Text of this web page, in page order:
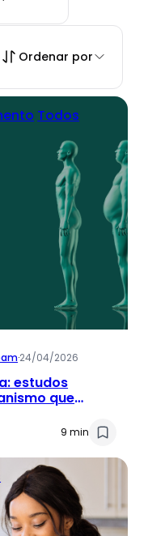
Ordenar por
Todos
·24/04/2026
estudos
que
9 min